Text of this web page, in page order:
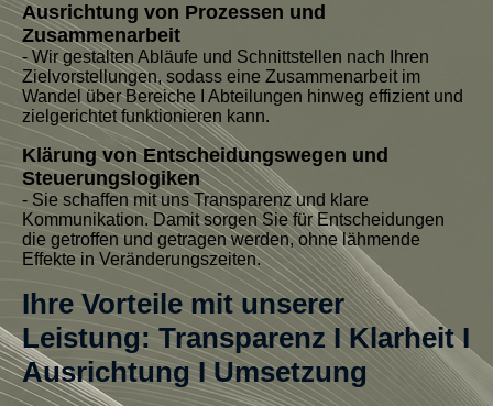
Ausrichtung von Prozessen und
Zusammenarbeit
- Wir gestalten Abläufe und Schnittstellen nach Ihren
Zielvorstellungen, sodass eine Zusammenarbeit im
Wandel über Bereiche I Abteilungen hinweg effizient und
zielgerichtet funktionieren kann.
Klärung von Entscheidungswegen und
Steuerungslogiken
- Sie schaffen mit uns Transparenz und klare
Kommunikation. Damit sorgen Sie für Entscheidungen
die getroffen und getragen werden, ohne lähmende
Effekte in Veränderungszeiten.
Ihre Vorteile mit unserer
Leistung: Transparenz I Klarheit I
Ausrichtung I Umsetzung